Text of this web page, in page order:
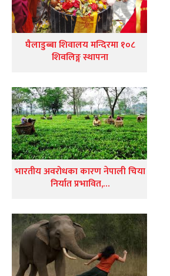
घैलाडुब्बा शिवालय मन्दिरमा १०८
शिवलिङ्ग स्थापना
भारतीय अवरोधका कारण नेपाली चिया
निर्यात प्रभावित,…